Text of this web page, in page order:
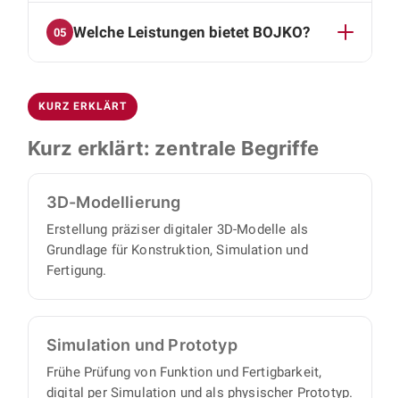
oder fertigen lassen.
Montagesysteme, Zuführ- und Fördertechnik
sowie Lösungen zur Roboterintegration.
Blechkonstruktionen für Gehäuse und
Abdeckungen.
05 Welche Leistungen bietet BOJKO?
und 3D-Modellierung über Simulationen und
Prototypen bis zu automatisierten
Montagesystemen, Zuführ- und Fördertechnik,
Roboterintegration sowie robusten
Abdeckungen.
KURZ ERKLÄRT
Kurz erklärt: zentrale Begriffe
3D-Modellierung
Erstellung präziser digitaler 3D-Modelle als
Grundlage für Konstruktion, Simulation und
Fertigung.
Simulation und Prototyp
Frühe Prüfung von Funktion und Fertigbarkeit,
digital per Simulation und als physischer Prototyp.